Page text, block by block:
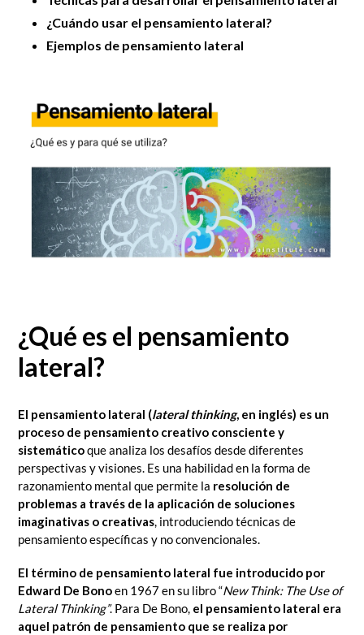
¿Cuándo usar el pensamiento lateral?
Ejemplos de pensamiento lateral
¿Qué es el pensamiento
lateral?
El pensamiento lateral (lateral thinking, en inglés) es un
proceso de pensamiento creativo consciente y
sistemáticoque analiza los desafíos desde diferentes
perspectivas y visiones. Es una habilidad en la forma de
razonamiento mental que permite la resolución de
problemas a través de la aplicación de soluciones
imaginativas o creativas , introduciendo técnicas de
pensamiento específicas y no convencionales.
El término de pensamiento lateral fue introducido por
Edward De Bonoen 1967 en su libro “New Think: The Use of
Lateral Thinking”. Para De Bono, el pensamiento lateral era
aquel patrón de pensamiento que se realiza por